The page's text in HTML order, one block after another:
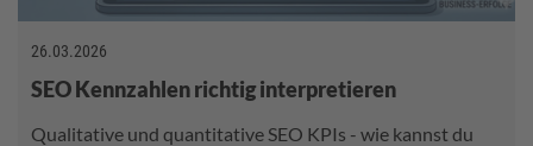
26.03.2026
SEO Kennzahlen richtig interpretieren
Qualitative und quantitative SEO KPIs - wie kannst du